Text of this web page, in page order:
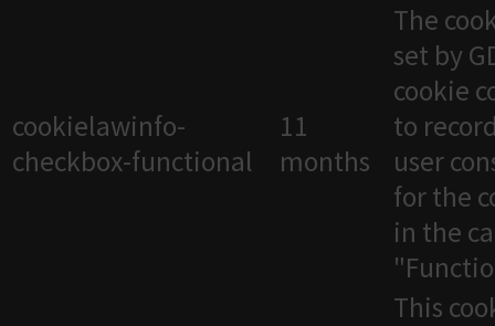
cookielawinfo-
checkbox-functional
11
months
The
set by
cookie
to
user
for the
in the
This